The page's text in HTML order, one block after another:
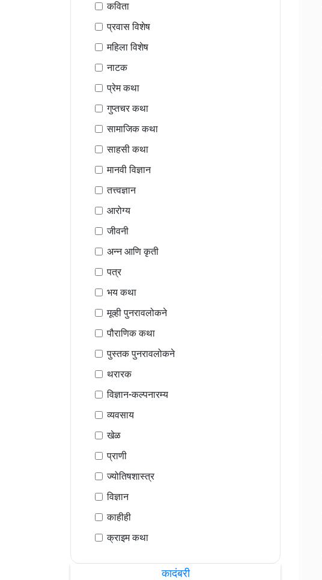
कविता
प्रवास विशेष
महिला विशेष
नाटक
प्रेम कथा
गुप्तचर कथा
सामाजिक कथा
साहसी कथा
मानवी विज्ञान
तत्त्वज्ञान
आरोग्य
जीवनी
अन्न आणि कृती
पत्र
भय कथा
मूव्ही पुनरावलोकने
पौराणिक कथा
पुस्तक पुनरावलोकने
थरारक
विज्ञान-कल्पनारम्य
व्यवसाय
खेळ
प्राणी
ज्योतिषशास्त्र
विज्ञान
काहीही
क्राइम कथा
कादंबरी